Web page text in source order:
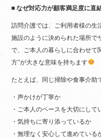
■ なぜ対応力が顧客満足度に直
訪問介護では、ご利用者様の生
施設のように決められた場所で
で、ご本人の暮らしに合わせて
方”が大きな意味を持ちます
たとえば、同じ掃除や食事介助
・声かけが丁寧か
・ご本人のペースを大切にして
・気持ちに寄り添っているか
・無理なく安心して進めている